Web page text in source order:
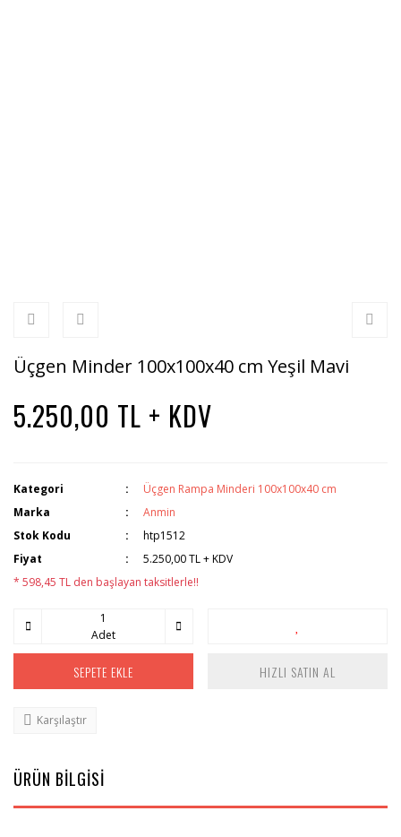
Üçgen Minder 100x100x40 cm Yeşil Mavi
5.250,00 TL + KDV
Kategori
Üçgen Rampa Minderi 100x100x40 cm
Marka
Anmin
Stok Kodu
htp1512
Fiyat
5.250,00 TL + KDV
* 598,45 TL den başlayan taksitlerle!!
Adet
SEPETE EKLE HIZLI SATIN AL
Karşılaştır
ÜRÜN BİLGİSİ